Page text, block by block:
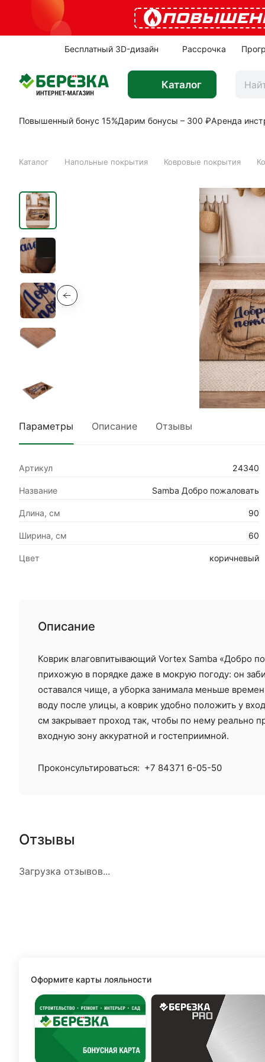
Бесплатный 3D-дизайн Рассрочка
Каталог
Повышенный бонус 15%Дарим бонусы – 300 ₽Аренда
Каталог Напольные покрытия Ковровые покрытия
Параметры Описание Отзывы
Артикул 24340
Название Samba Добро пожаловать
Длина, см 90
Ширина, см 60
Цвет коричневый
Описание
Коврик влаговпитывающий Vortex Samba «Добро
прихожую в порядке даже в мокрую погоду: он
оставался чище, а уборка занимала меньше
воду после улицы, а коврик удобно положить у
см закрывает проход так, чтобы по нему реально
входную зону аккуратной и гостеприимной.
Проконсультироваться: +7 84371 6-05-50
Отзывы
Загрузка отзывов...
Оформите карты лояльности